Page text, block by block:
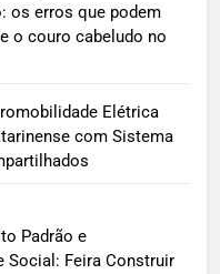
os erros que podem
o couro cabeludo no
Elétrica
com Sistema
Padrão e
Social: Feira Construir